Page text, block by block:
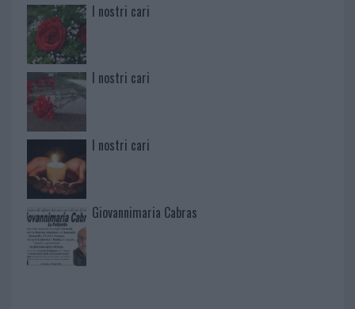
I nostri cari
I nostri cari
I nostri cari
Giovannimaria Cabras